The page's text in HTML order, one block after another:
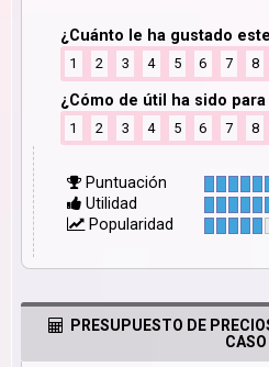
¿Cuánto le ha gustado
1 2 3 4 5 6 7 8
¿Cómo de útil ha sido
1 2 3 4 5 6 7 8
Puntuación
Utilidad
Popularidad
PRESUPUESTO DE
CASO